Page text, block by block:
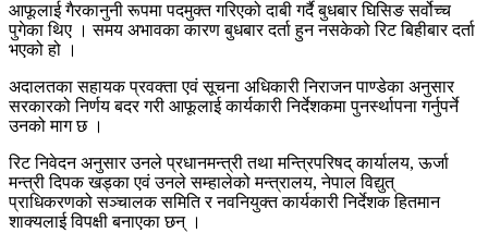
आफूलाई गैरकानुनी रूपमा पदमुक्त गरिएको दाबी गर्दै बुधबार घिसिङ सर्वोच्च
पुगेका थिए । समय अभावका कारण बुधबार दर्ता हुन नसकेको रिट बिहीबार दर्ता
भएको हो ।
अदालतका सहायक प्रवक्ता एवं सूचना अधिकारी निराजन पाण्डेका अनुसार
सरकारको निर्णय बदर गरी आफूलाई कार्यकारी निर्देशकमा पुनर्स्थापना गर्नुपर्ने
उनको माग छ ।
रिट निवेदन अनुसार उनले प्रधानमन्त्री तथा मन्त्रिपरिषद् कार्यालय, ऊर्जा
मन्त्री दिपक खड्का एवं उनले सम्हालेको मन्त्रालय, नेपाल विद्युत्
प्राधिकरणको सञ्चालक समिति र नवनियुक्त कार्यकारी निर्देशक हितमान
शाक्यलाई विपक्षी बनाएका छन् ।